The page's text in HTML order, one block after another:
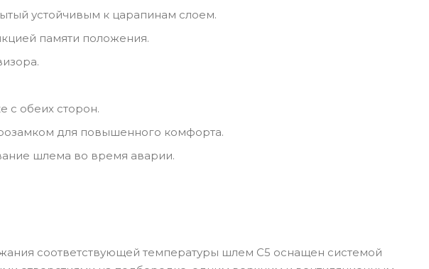
устойчивым к царапинам слоем.
памяти положения.
с обеих сторон.
для повышенного комфорта.
шлема во время аварии.
соответствующей температуры шлем С5 оснащен системой